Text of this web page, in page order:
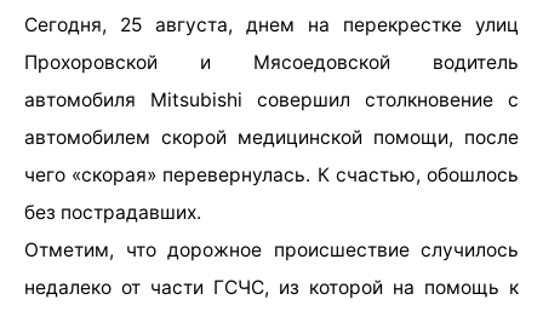
Сегодня, 25 августа, днем на перекрестке улиц
Прохоровской и Мясоедовской водитель
автомобиля Mitsubishi совершил столкновение с
автомобилем скорой медицинской помощи, после
чего «скорая» перевернулась. К счастью, обошлось
без пострадавших.
Отметим, что дорожное происшествие случилось
недалеко от части ГСЧС, из которой на помощь к